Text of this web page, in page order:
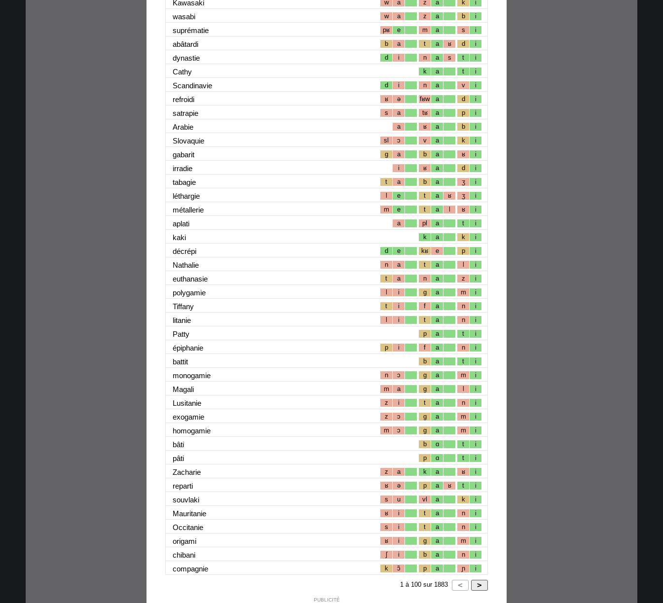
Kawasaki w a z a k i
wasabi w a z a b i
suprématie pʁ e m a s i
abâtardi b a t a ʁ d i
dynastie d i n a s t i
Cathy k a t i
Scandinavie d i n a v i
refroidi ʁ ə fʁw a d i
satrapie s a tʁ a p i
Arabie a ʁ a b i
Slovaquie sl ɔ v a k i
gabarit g a b a ʁ i
irradie i ʁ a d i
tabagie t a b a ʒ i
léthargie l e t a ʁ ʒ i
métallerie m e t a l ʁ i
aplati a pl a t i
kaki k a k i
décrépi d e kʁ e p i
Nathalie n a t a l i
euthanasie t a n a z i
polygamie l i g a m i
Tiffany t i f a n i
litanie l i t a n i
Patty p a t i
épiphanie p i f a n i
battit b a t i
monogamie n ɔ g a m i
Magali m a g a l i
Lusitanie z i t a n i
exogamie z ɔ g a m i
homogamie m ɔ g a m i
bâti b ɑ t i
pâti p ɑ t i
Zacharie z a k a ʁ i
reparti ʁ ə p a ʁ t i
souvlaki s u vl a k i
Mauritanie ʁ i t a n i
Occitanie s i t a n i
origami ʁ i g a m i
chibani ʃ i b a n i
compagnie k ɔ̃ p a ɲ i
1 à 100 sur 1883
PUBLICITÉ